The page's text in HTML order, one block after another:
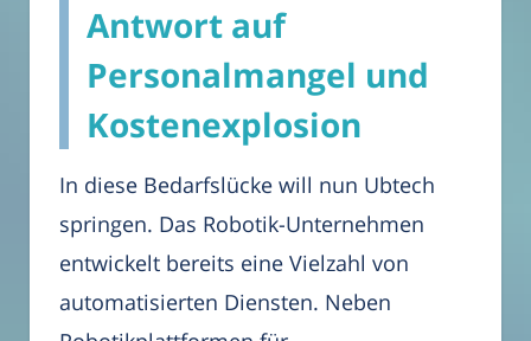
Antwort auf
Personalmangel und
Kostenexplosion
In diese Bedarfslücke will nun Ubtech
springen. Das Robotik-Unternehmen
entwickelt bereits eine Vielzahl von
automatisierten Diensten. Neben